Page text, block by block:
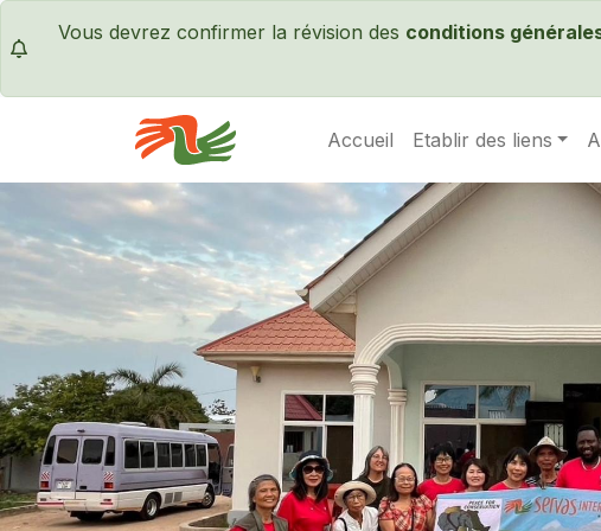
Vous devrez confirmer la révision des conditions
Servas International Accueil Etablir des liens